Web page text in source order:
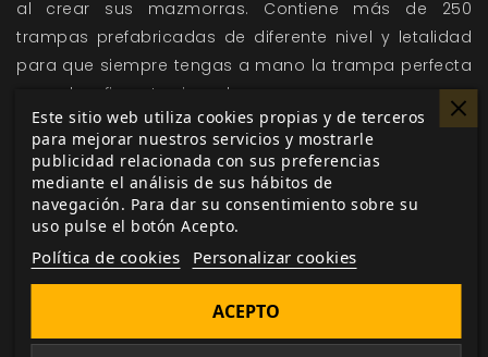
al crear sus mazmorras. Contiene más de 250
trampas prefabricadas de diferente nivel y letalidad
para que siempre tengas a mano la trampa perfecta
para desafiar a tus jugadores.
También se incluye un generador de trampas con 50
activadores de trampas y 50 efectos que, al
combinarse, pueden crear hasta 2 500
combinaciones diferentes.
Este sitio web utiliza cookies propias y de terceros
para mejorar nuestros servicios y mostrarle
publicidad relacionada con sus preferencias
mediante el análisis de sus hábitos de
navegación. Para dar su consentimiento sobre su
uso pulse el botón Acepto.
Política de cookies Personalizar cookies
ACEPTO